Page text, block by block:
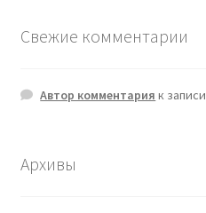
Свежие комментарии
Автор комментария к записи
Архивы